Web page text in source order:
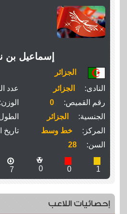
إسماعيل بن
الجزائر
النادى:
الجزائر عدد
رقم القميص:
0
الوزن:
الجنسية:
الجزائر
المركز:
خط وسط تاريخ
السن:
28
1
0
0
7
إحصائيات اللاعب